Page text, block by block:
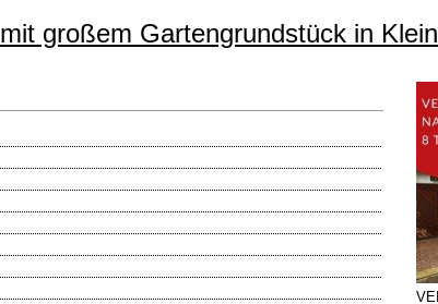
großem Gartengrundstück in